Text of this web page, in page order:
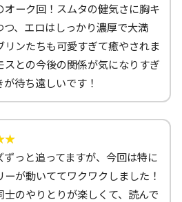
オーク回！スムタの健気さに胸キ
つ、エロはしっかり濃厚で大満
リンたちも可愛すぎて癒やされま
スとの今後の関係が気になりすぎ
が待ち遠しいです！
ずっと追ってますが、今回は特に
ーが動いててワクワクしました！
士のやりとりが楽しくて、読んで